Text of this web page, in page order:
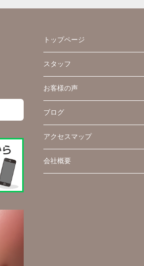
トップページ
スタッフ
お客様の声
ブログ
アクセスマップ
会社概要